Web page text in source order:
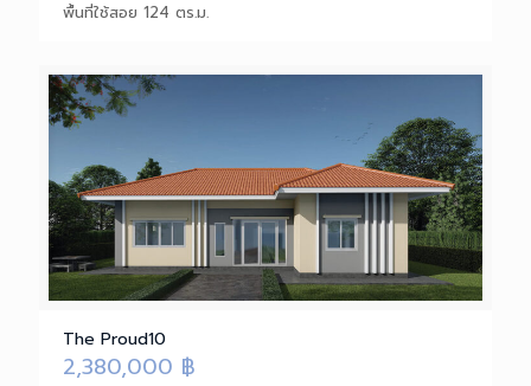
พื้นที่ใช้สอย 124 ตร.ม.
The Proud10
2,380,000 ฿